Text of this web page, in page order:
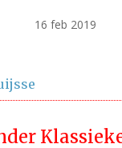
16 feb 2019